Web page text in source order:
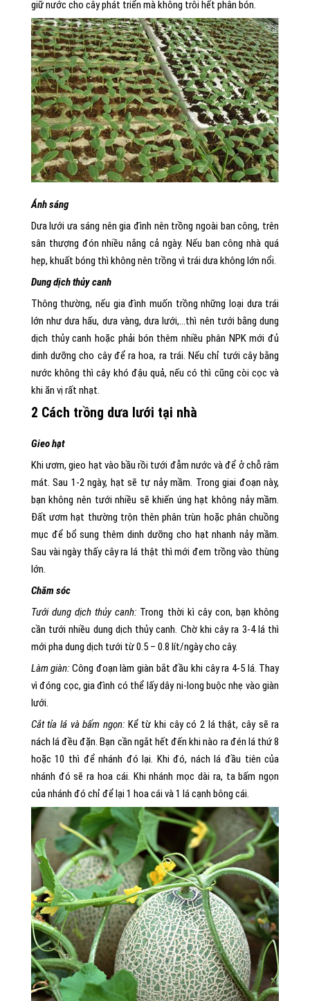
giữ nước cho cây phát triển mà không trôi hết phân bón.
Ánh sáng
Dưa lưới ưa sáng nên gia đình nên trồng ngoài ban công, trên
sân thượng đón nhiều nắng cả ngày. Nếu ban công nhà quá
hẹp, khuất bóng thì không nên trồng vì trái dưa không lớn nổi.
Dung dịch thủy canh
Thông thường, nếu gia đình muốn trồng những loại dưa trái
lớn như dưa hấu, dưa vàng, dưa lưới,…thì nên tưới bằng dung
dịch thủy canh hoặc phải bón thêm nhiều phân NPK mới đủ
dinh dưỡng cho cây để ra hoa, ra trái. Nếu chỉ tưới cây bằng
nước không thì cây khó đậu quả, nếu có thì cũng còi cọc và
khi ăn vị rất nhạt.
2 Cách trồng dưa lưới tại nhà
Gieo hạt
Khi ươm, gieo hạt vào bầu rồi tưới đẫm nước và để ở chỗ râm
mát. Sau 1-2 ngày, hạt sẽ tự nảy mầm. Trong giai đoạn này,
bạn không nên tưới nhiều sẽ khiến úng hạt không nảy mầm.
Đất ươm hạt thường trộn thên phân trùn hoặc phân chuồng
mục để bổ sung thêm dinh dưỡng cho hạt nhanh nảy mầm.
Sau vài ngày thấy cây ra lá thật thì mới đem trồng vào thùng
lớn.
Chăm sóc
Tưới dung dịch thủy canh: Trong thời kì cây con, bạn không
cần tưới nhiều dung dịch thủy canh. Chờ khi cây ra 3-4 lá thì
mới pha dung dịch tưới từ 0.5 – 0.8 lít/ngày cho cây.
Làm giàn:Công đoạn làm giàn bắt đầu khi cây ra 4-5 lá. Thay
vì đóng cọc, gia đình có thể lấy dây ni-long buộc nhẹ vào giàn
lưới.
Cắt tỉa lá và bấm ngọn: Kể từ khi cây có 2 lá thật, cây sẽ ra
nách lá đều đặn. Bạn cần ngắt hết đến khi nào ra đén lá thứ 8
hoặc 10 thì để nhánh đó lại. Khi đó, nách lá đầu tiên của
nhánh đó sẽ ra hoa cái. Khi nhánh mọc dài ra, ta bấm ngọn
của nhánh đó chỉ để lại 1 hoa cái và 1 lá cạnh bông cái.